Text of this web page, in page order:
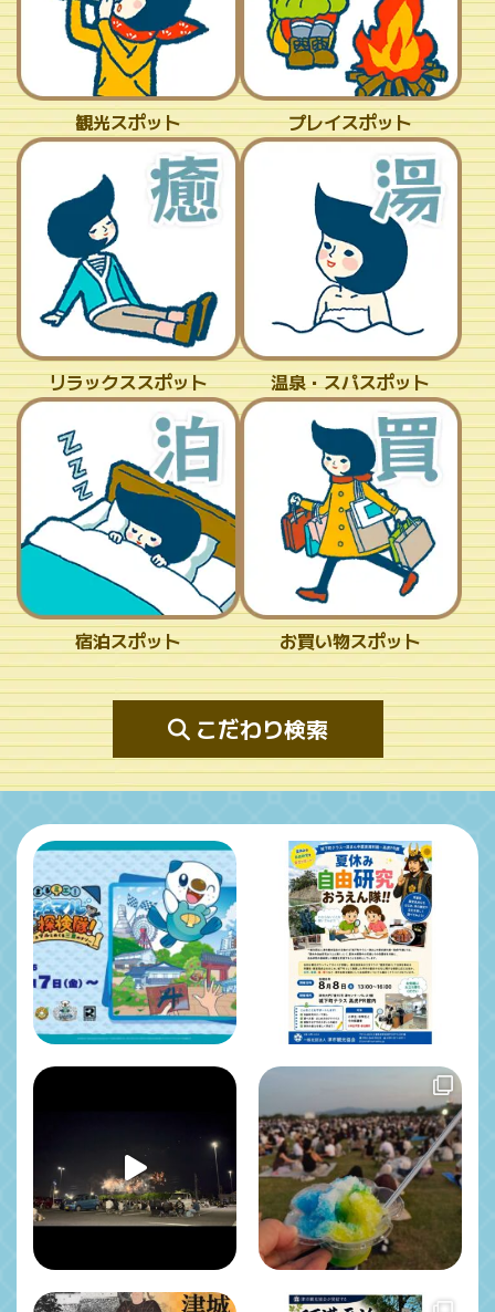
観光スポット プレイスポット
リラックススポット 温泉・スパスポット
宿泊スポット お買い物スポット
こだわり検索